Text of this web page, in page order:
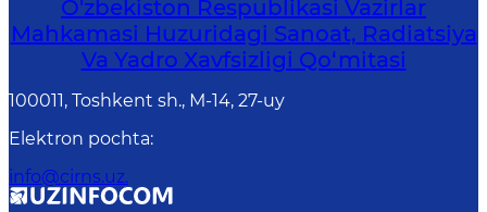
O'zbekiston Respublikasi Vazirlar
Mahkamasi Huzuridagi Sanoat, Radiatsiya
Va Yadro Xavfsizligi Qo‘mitasi
100011, Toshkent sh., М-14, 27-uy
Elektron pochta:
info@cirns.uz.